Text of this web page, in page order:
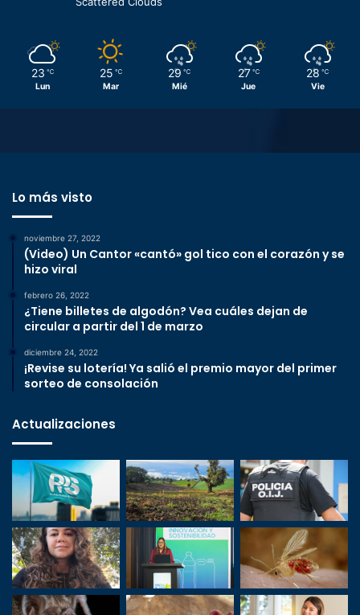
23 ℃
Lun
25 ℃
Mar
29 ℃
Mié
27 ℃
Jue
28 ℃
Vie
Lo más visto
noviembre 27, 2022
(Video) Un Cantor «cantó» gol tico con el corazón y se
hizo viral
febrero 26, 2022
¿Tiene billetes de algodón? Vea cuáles dejan de
circular a partir del 1 de marzo
diciembre 24, 2022
¡Revise su lotería! Ya salió el premio mayor del primer
sorteo de consolación
Actualizaciones